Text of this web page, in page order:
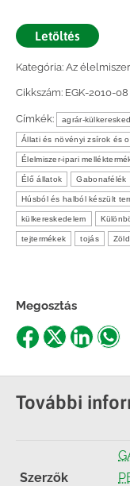
Letöltés
Kategória: Az
Cikkszám: EGK-2010-08
Címkék: agrár-
Állati és növényi zsírok és
Élelmiszer-ipari
Élő állatok Gabonafélék
Húsból és halból készült
külkereskedelem
tejtermékek tojás
Megosztás
Share
Facebook
Share
X
Share
LinkedIn
További
Szerzők